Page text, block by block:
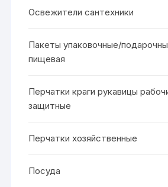
Освежители сантехники
Пакеты упаковочные/
пищевая
Перчатки краги рукавицы
защитные
Перчатки хозяйственные
Посуда